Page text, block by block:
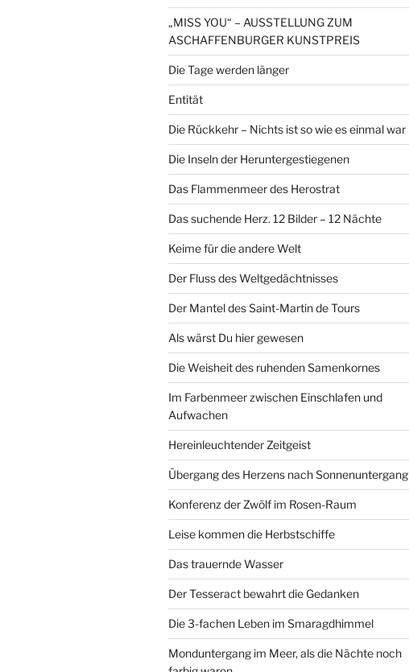
„MISS YOU“ – AUSSTELLUNG ZUM
ASCHAFFENBURGER KUNSTPREIS
Die Tage werden länger
Entität
Die Rückkehr – Nichts ist so wie es einmal war
Die Inseln der Heruntergestiegenen
Das Flammenmeer des Herostrat
Das suchende Herz. 12 Bilder – 12 Nächte
Keime für die andere Welt
Der Fluss des Weltgedächtnisses
Der Mantel des Saint-Martin de Tours
Als wärst Du hier gewesen
Die Weisheit des ruhenden Samenkornes
Im Farbenmeer zwischen Einschlafen und
Aufwachen
Hereinleuchtender Zeitgeist
Übergang des Herzens nach Sonnenuntergang
Konferenz der Zwölf im Rosen-Raum
Leise kommen die Herbstschiffe
Das trauernde Wasser
Der Tesseract bewahrt die Gedanken
Die 3-fachen Leben im Smaragdhimmel
Monduntergang im Meer, als die Nächte noch